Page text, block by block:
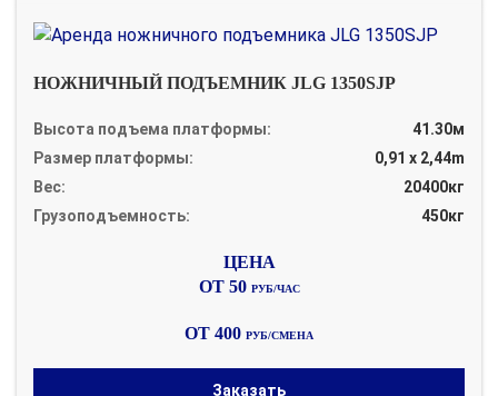
НОЖНИЧНЫЙ ПОДЪЕМНИК JLG 1350SJP
Высота подъема платформы:
41.30м
Размер платформы:
0,91 x 2,44m
Вес:
20400кг
Грузоподъемность:
450кг
ОТ 50 РУБ/ЧАС
ОТ 400 РУБ/СМЕНА
Заказать